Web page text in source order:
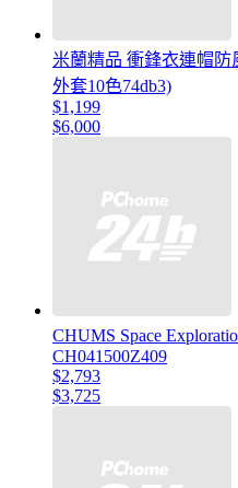
米蘭精品 衝鋒衣連帽
外套10色74db3)
$1,199
$6,000
CHUMS Space
CH041500Z409
$2,793
$3,725